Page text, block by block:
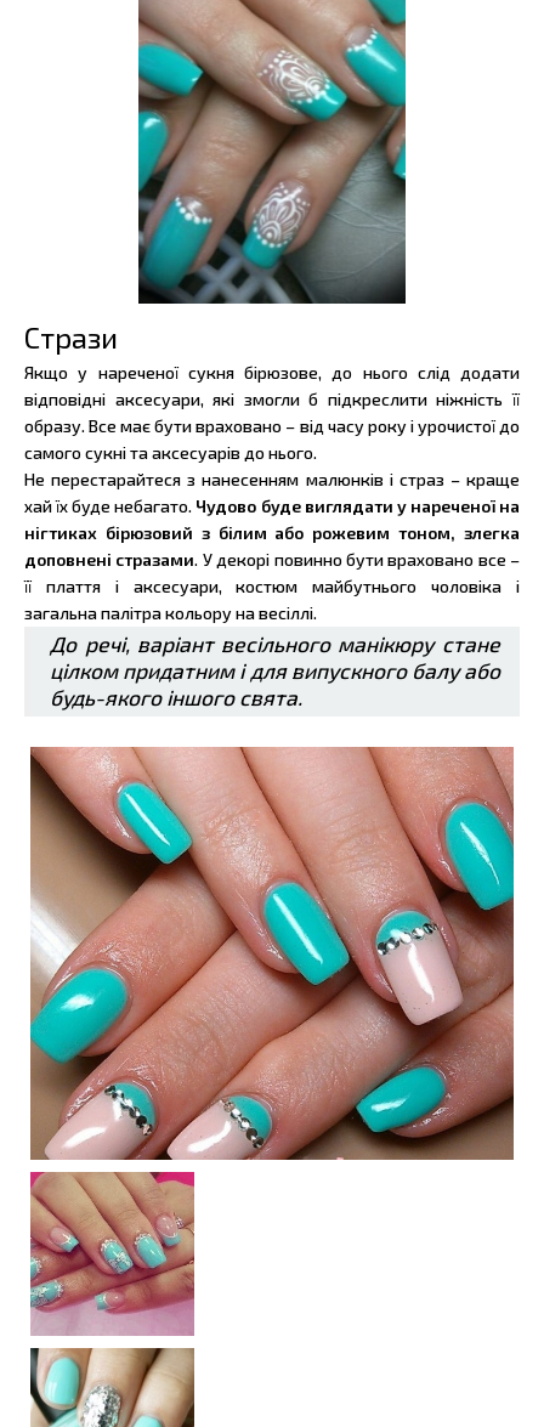
Стрази
Якщо у нареченої сукня бірюзове, до нього слід додати
відповідні аксесуари, які змогли б підкреслити ніжність її
образу. Все має бути враховано – від часу року і урочистої до
самого сукні та аксесуарів до нього.
Не перестарайтеся з нанесенням малюнків і страз – краще
хай їх буде небагато. Чудово буде виглядати у нареченої на
нігтиках бірюзовий з білим або рожевим тоном, злегка
доповнені стразами. У декорі повинно бути враховано все –
її плаття і аксесуари, костюм майбутнього чоловіка і
загальна палітра кольору на весіллі.
До речі, варіант весільного манікюру стане
цілком придатним і для випускного балу або
будь-якого іншого свята.